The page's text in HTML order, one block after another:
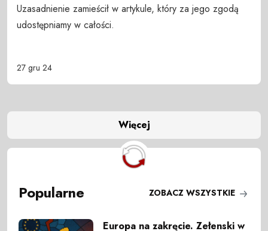
Uzasadnienie zamieścił w artykule, który za jego zgodą
udostępniamy w całości.
27 gru 24
Więcej
Popularne ZOBACZ WSZYSTKIE
Europa na zakręcie. Zełenski w